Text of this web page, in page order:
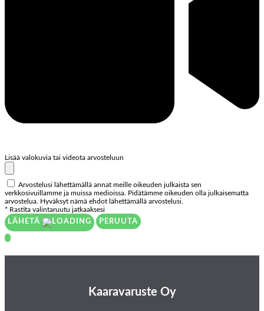
Lisää valokuvia tai videota arvosteluun
Arvostelusi lähettämällä annat meille oikeuden julkaista sen
verkkosivuillamme ja muissa medioissa. Pidätämme oikeuden olla julkaisematta
arvostelua. Hyväksyt nämä ehdot lähettämällä arvostelusi.
* Rastita valintaruutu jatkaaksesi
LÄHETÄ
PERUUTA
Kaaravaruste Oy